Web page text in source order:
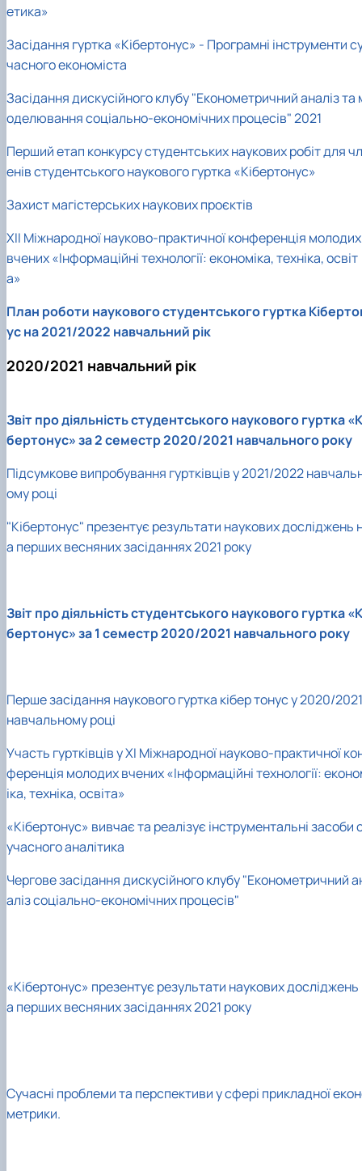
етика»
Засідання гуртка «Кібертонус» - Програмні інструменти
часного економіста
Засідання дискусійного клубу "Економетричний аналіз та
оделювання соціально-економічних процесів" 2021
Перший етап конкурсу студентських наукових робіт для чл
енів студентського наукового гуртка «Кібертонус»
Захист магістерських наукових проєктів
XII Міжнародної науково-практичної конференція молодих
вчених «Інформаційні технології: економіка, техніка, освіт
а»
План роботи наукового студентського гуртка
ус на 2021/2022 навчальний рік
2020/2021 навчальний рік
Звіт про діяльність студентського наукового гуртка
бертонус» за 2 семестр 2020/2021 навчального року
Підсумкове випробування гуртківців у 2021/2022
ому році
"Кібертонус" презентує результати наукових досліджень
а перших весняних засіданнях 2021 року
Звіт про діяльність студентського наукового гуртка
бертонус» за 1 семестр 2020/2021 навчального року
Перше засідання наукового гуртка кібер тонус у 2020/2021
навчальному році
Участь гуртківців у XI Міжнародної науково-практичної
ференція молодих вчених «Інформаційні технології:
іка, техніка, освіта»
«Кібертонус» вивчає та реалізує інструментальні засоби
учасного аналітика
Чергове засідання дискусійного клубу "Економетричний
аліз соціально-економічних процесів"
«Кібертонус» презентує результати наукових досліджень
а перших весняних засіданнях 2021 року
Сучасні проблеми та перспективи у сфері прикладної
метрики.